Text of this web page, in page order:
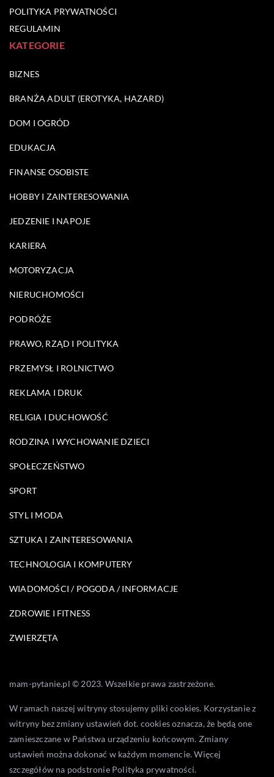
POLITYKA PRYWATNOŚCI
REGULAMIN
KATEGORIE
BIZNES
BRANŻA ADULT (EROTYKA, HAZARD)
DOM I OGRÓD
EDUKACJA
FINANSE OSOBISTE
HOBBY I ZAINTERESOWANIA
JEDZENIE I NAPOJE
KARIERA
MOTORYZACJA
NIERUCHOMOŚCI
PODRÓŻE
PRAWO, RZĄD I POLITYKA
PRZEMYSŁ I ROLNICTWO
REKLAMA I DRUK
RELIGIA I DUCHOWOŚĆ
RODZINA I WYCHOWANIE DZIECI
SPOŁECZEŃSTWO
SPORT
STYL I MODA
SZTUKA I ZAINTERESOWANIA
TECHNOLOGIA I KOMPUTERY
WIADOMOŚCI / POGODA / INFORMACJE
ZDROWIE I FITNESS
ZWIERZĘTA
mam-pytanie.pl © 2023. Wszelkie prawa zastrzeżone.
W ramach naszej witryny stosujemy pliki cookies. Korzystanie z
witryny bez zmiany ustawień dot. cookies oznacza, że będą one
zamieszczane w Państwa urządzeniu końcowym. Zmiany
ustawień można dokonać w każdym momencie. Więcej
szczegółów na podstronie Polityka prywatności.